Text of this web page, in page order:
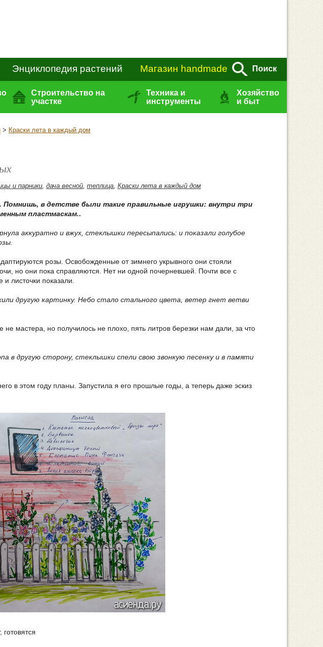
Энциклопедия растений Магазин handmade Поиск
Строительство на
участке
Техника и
инструменты
Хозяйство
и быт
> Краски лета в каждый дом
и парники, дача весной, теплица, Краски лета в каждый дом
Помнишь, в детстве были такие правильные игрушки: внутри три
пластмаскам..
аккуратно и вжух, стеклышки пересыпались: и показали голубое
розы. Освобожденные от зимнего укрывного они стояли
но они пока справляются. Нет ни одной почерневшей. Почти все с
листочки показали.
другую картинку. Небо стало стального цвета, ветер гнет ветви
мастера, но получилось не плохо, пять литров березки нам дали, за что
в другую сторону, стеклышки спели свою звонкую песенку и в памяти
в этом году планы. Запустила я его прошлые годы, а теперь даже эскиз